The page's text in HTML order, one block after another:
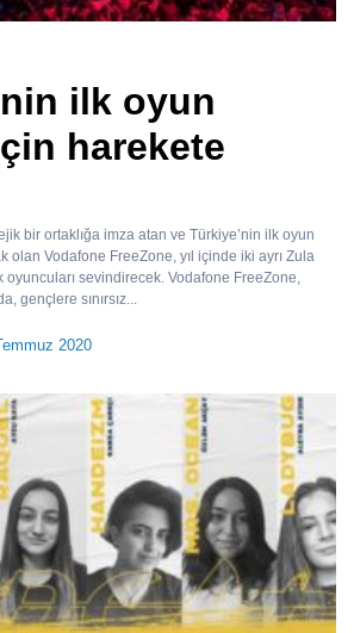
ilk oyun
harekete
bir ortaklığa imza atan ve Türkiye’nin ilk oyun
olan Vodafone FreeZone, yıl içinde iki ayrı Zula
oyuncuları sevindirecek. Vodafone FreeZone,
gençlere sınırsız...
2020